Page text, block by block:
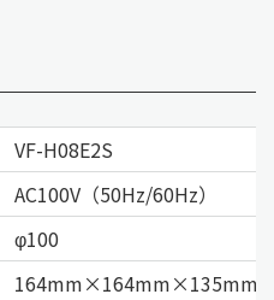
VF-H08E2S
AC100V（50Hz/60Hz）
φ100
164mm×164mm×135mm